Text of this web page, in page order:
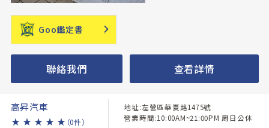
Goo鑑定書
聯絡我們 查看詳情
高昇汽車
★ ★ ★ ★ ★ （0件）
地址:左營區華夏路1475號
營業時間:10:00AM~21:00PM 周日公休